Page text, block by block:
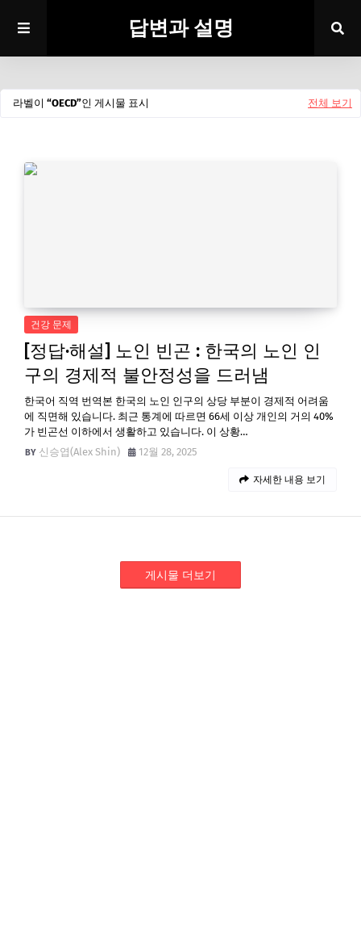
답변과 설명
라벨이 OECD 인 게시물 표시 전체 보기
건강 문제
[정답·해설] 노인 빈곤 : 한국의 노인 인
구의 경제적 불안정성을 드러냄
한국어 직역 번역본 한국의 노인 인구의 상당 부분이 경제적 어려움
에 직면해 있습니다. 최근 통계에 따르면 66세 이상 개인의 거의 40%
가 빈곤선 이하에서 생활하고 있습니다. 이 상황…
신승엽(Alex Shin)
12월 28, 2025
자세한 내용 보기
게시물 더보기